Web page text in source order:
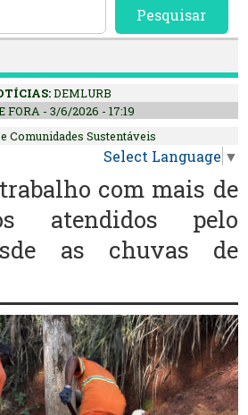
Pesquisar
DEMLURB
FORA - 3/6/2026 - 17:19
e Comunidades Sustentáveis
Select Language ▼
com mais de
atendidos pelo
as chuvas de